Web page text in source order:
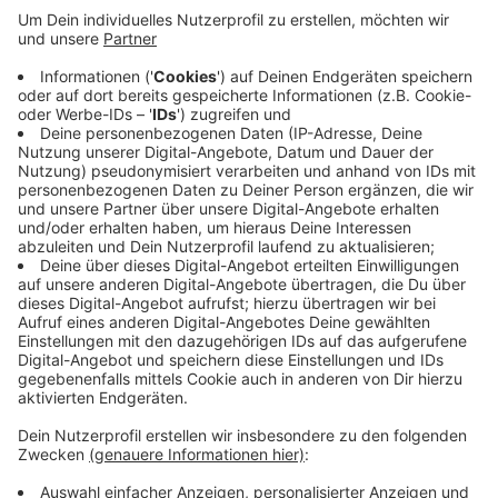
Beobachter vermuten, dass auch Rechtsextreme
oder Verschwörungstheoretiker dabei sein
könnten.
Gegen die Gelbwesten-Demo wird es auch einen
anti-rassistischen und anti-faschistischen Protest
vorm Hauptgrenzübergang zwischen Aachen und
Vaals geben.
Veröffentlicht:Samstag, 23.11.2019 09:48
Anzeige